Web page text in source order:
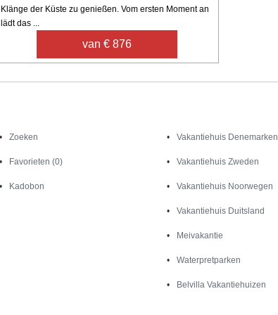
Klänge der Küste zu genießen. Vom ersten Moment an
lädt das ...
van € 876
Zoeken
Favorieten (0)
Kadobon
Vakantiehuis Denemarken
Vakantiehuis Zweden
Vakantiehuis Noorwegen
Vakantiehuis Duitsland
Meivakantie
Waterpretparken
Belvilla Vakantiehuizen